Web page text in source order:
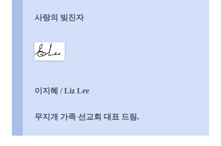
사랑의 빚진자
이지혜 / Liz Lee
무지개 가족 선교회 대표 드림.